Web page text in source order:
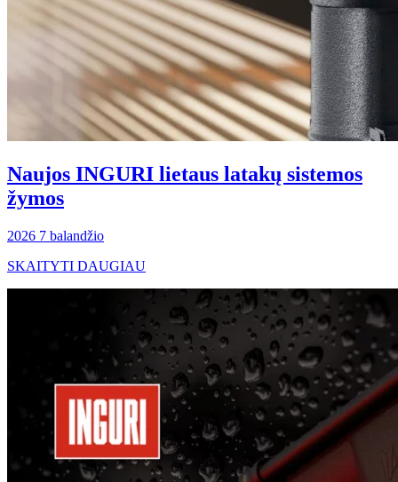
Naujos INGURI lietaus latakų sistemos
žymos
2026 7 balandžio
SKAITYTI DAUGIAU